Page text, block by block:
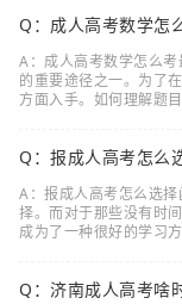
Q：成人高考数学怎
A：成人高考数学怎么
的重要途径之一。为了
方面入手。如何理解题
Q：报成人高考怎么
A：报成人高考怎么选
择。而对于那些没有时
成为了一种很好的学习
Q：济南成人高考啥